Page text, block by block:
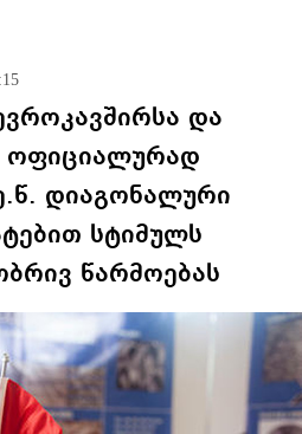
და
ოფიციალურად
დიაგონალური
სტიმულს
წარმოებას